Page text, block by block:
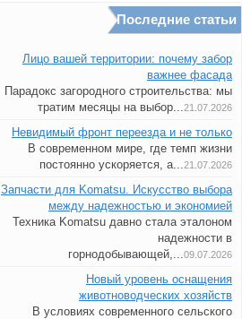
Последние статьи
Лицо вашей территории: почему забор
важнее фасада
Парадокс загородного строительства: мы
тратим месяцы на выбор...21.07.2026
Невидимый фронт переезда и не только
В современном мире, где темп жизни
постоянно ускоряется, а...21.07.2026
Запчасти для Komatsu. Искусство выбора
между надежностью и экономией
Техника Komatsu давно стала эталоном
надежности в
горнодобывающей,...09.07.2026
Новый уровень оснащения
животноводческих хозяйств
В условиях современного сельского